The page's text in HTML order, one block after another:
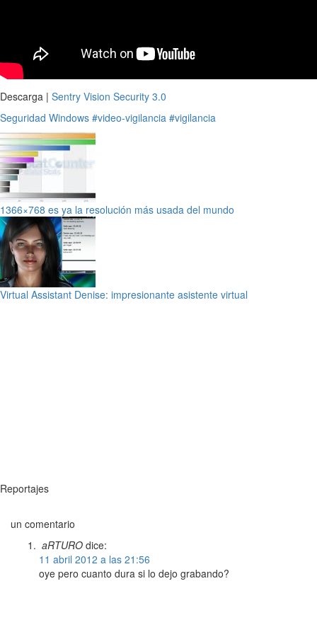
Descarga | Sentry Vision Security 3.0
Seguridad Windows #video-vigilancia #vigilancia
1366×768 es ya la resolución más usada del mundo
Virtual Assistant Denise: impresionante asistente virtual
Reportajes
un comentario
aRTURO dice:
11 abril 2012 a las 21:56
oye pero cuanto dura si lo dejo grabando?